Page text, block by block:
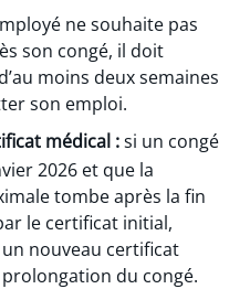
ne souhaite pas
son congé, il doit
moins deux semaines
son emploi.
médical :si un congé
2026 et que la
tombe après la fin
le certificat initial,
nouveau certificat
du congé.